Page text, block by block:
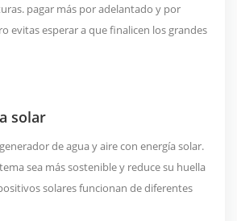
pagar más por adelantado y por
evitas esperar a que finalicen los grandes
solar
de agua y aire con energía solar.
sea más sostenible y reduce su huella
solares funcionan de diferentes